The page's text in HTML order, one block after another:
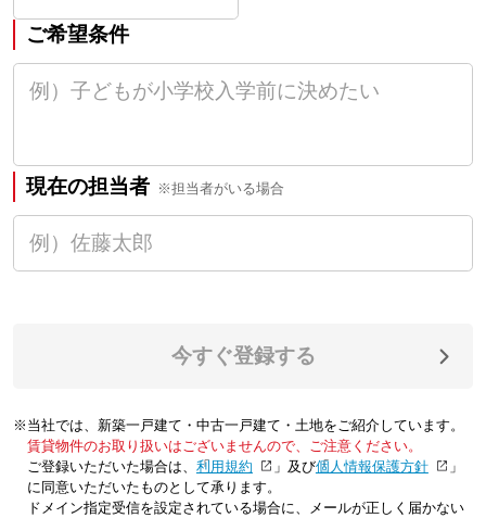
ご希望条件
現在の担当者 ※担当者がいる場合
今すぐ登録する
※当社では、新築一戸建て・中古一戸建て・土地をご紹介しています。
賃貸物件のお取り扱いはございませんので、ご注意ください。
ご登録いただいた場合は、「利用規約 」及び「個人情報保護方針
」
に同意いただいたものとして承ります。
ドメイン指定受信を設定されている場合に、メールが正しく届かない